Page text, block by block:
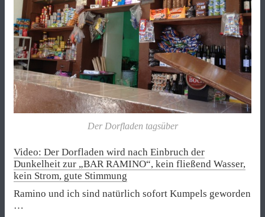
Der Dorfladen tagsüber
Video: Der Dorfladen wird nach Einbruch der
Dunkelheit zur „BAR RAMINO“, kein fließend Wasser,
kein Strom, gute Stimmung
Ramino und ich sind natürlich sofort Kumpels geworden
…